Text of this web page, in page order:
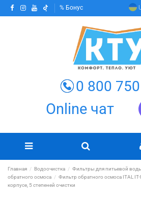
Бонус
0 800
Online чат
Главная Водоочистка Фильтры для питьевой
обратного осмоса
Фильтр обратного осмоса ITAL
корпусе, 5 степеней очистки